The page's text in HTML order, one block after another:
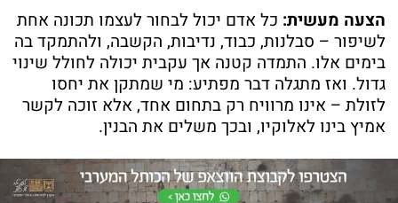
הצעה מעשית: כל אדם יכול לבחור לעצמו תכונה אחת
לשיפור – סבלנות, כבוד, נדיבות, הקשבה, ולהתמקד בה
בימים אלו. התמדה קטנה אך עקבית יכולה לחולל שינוי
גדול. ואז מתגלה דבר מפתיע: מי שמתקן את יחסו
לזולת – אינו מרוויח רק בתחום אחד, אלא זוכה לקשר
אמיץ בינו לאלוקיו, ובכך משלים את הבנין.